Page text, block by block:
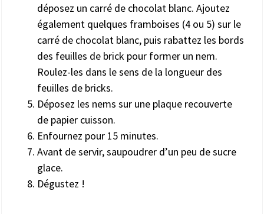
déposez un carré de chocolat blanc. Ajoutez
également quelques framboises (4 ou 5) sur le
carré de chocolat blanc, puis rabattez les bords
des feuilles de brick pour former un nem.
Roulez-les dans le sens de la longueur des
feuilles de bricks.
Déposez les nems sur une plaque recouverte
de papier cuisson.
Enfournez pour 15 minutes.
Avant de servir, saupoudrer d’un peu de sucre
glace.
Dégustez !